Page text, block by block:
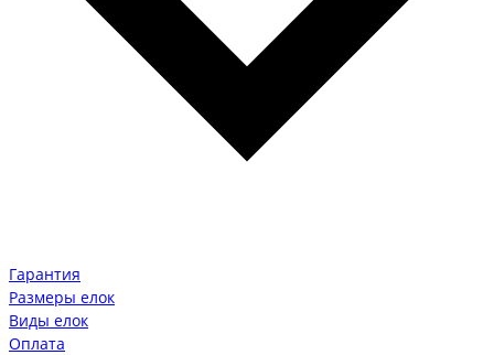
Гарантия
Размеры елок
Виды елок
Оплата